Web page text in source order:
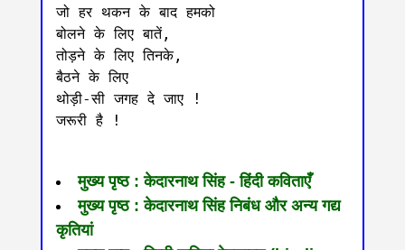
जो हर थकन के बाद हमको
बोलने के लिए बातें,
तोड़ने के लिए तिनके,
बैठने के लिए
थोड़ी-सी जगह दे जाए !
जरूरी है !
मुख्य पृष्ठ : केदारनाथ सिंह - हिंदी कविताएँ
मुख्य पृष्ठ : केदारनाथ सिंह निबंध और अन्य गद्य
कृतियां